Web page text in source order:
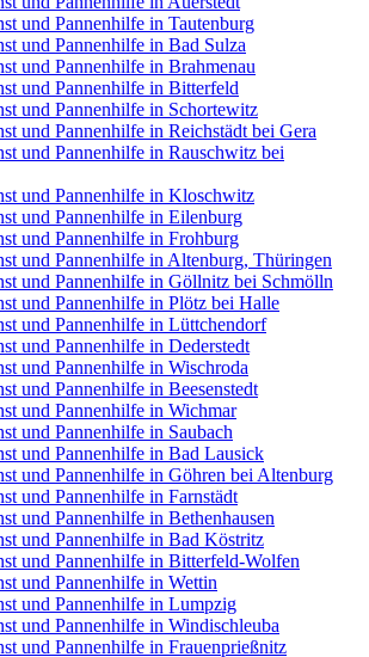
und Pannenhilfe in Tautenburg
und Pannenhilfe in Bad Sulza
und Pannenhilfe in Brahmenau
und Pannenhilfe in Bitterfeld
und Pannenhilfe in Schortewitz
und Pannenhilfe in Reichstädt bei Gera
und Pannenhilfe in Rauschwitz bei
und Pannenhilfe in Kloschwitz
und Pannenhilfe in Eilenburg
und Pannenhilfe in Frohburg
und Pannenhilfe in Altenburg, Thüringen
und Pannenhilfe in Göllnitz bei Schmölln
und Pannenhilfe in Plötz bei Halle
und Pannenhilfe in Lüttchendorf
und Pannenhilfe in Dederstedt
und Pannenhilfe in Wischroda
und Pannenhilfe in Beesenstedt
und Pannenhilfe in Wichmar
und Pannenhilfe in Saubach
und Pannenhilfe in Bad Lausick
und Pannenhilfe in Göhren bei Altenburg
und Pannenhilfe in Farnstädt
und Pannenhilfe in Bethenhausen
und Pannenhilfe in Bad Köstritz
und Pannenhilfe in Bitterfeld-Wolfen
und Pannenhilfe in Wettin
und Pannenhilfe in Lumpzig
und Pannenhilfe in Windischleuba
und Pannenhilfe in Frauenprießnitz